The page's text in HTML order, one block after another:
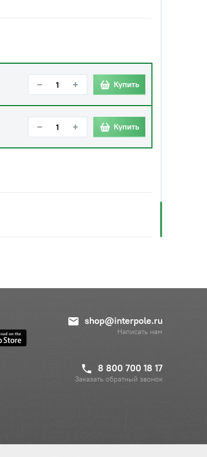
− + Купить
− + Купить
shop@interpole.ru
Написать нам
8 800 700 18 17
Заказать обратный звонок